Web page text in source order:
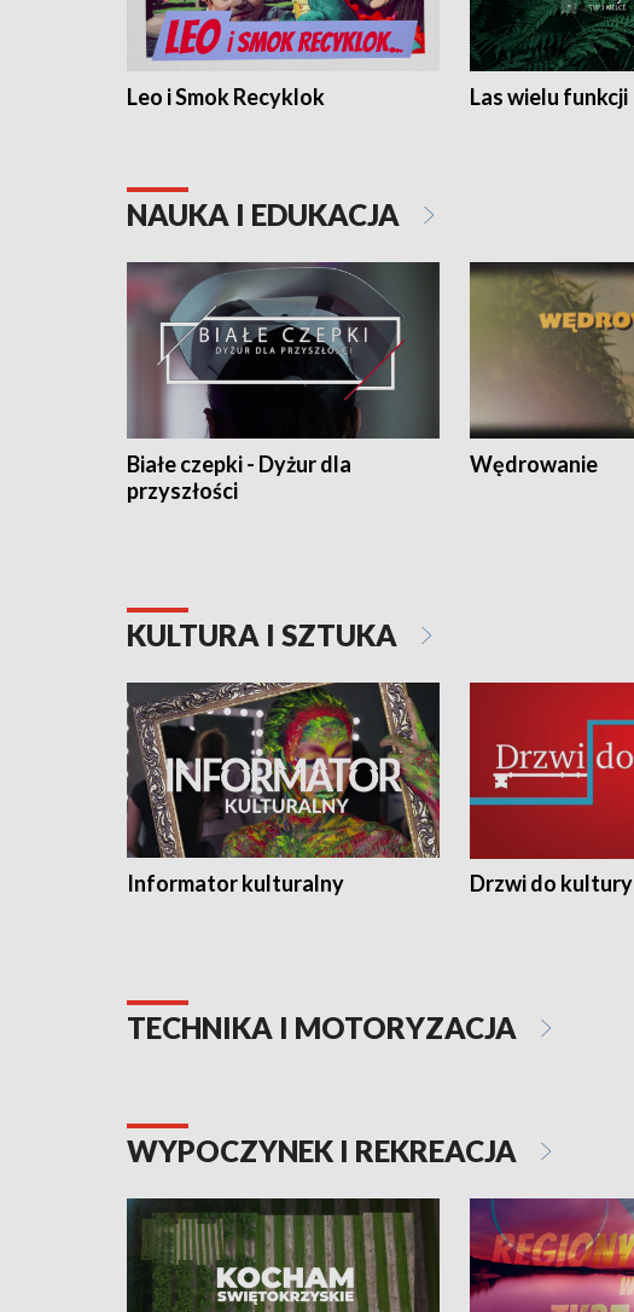
Leo i Smok Recyklok Las wielu funkcji
NAUKA I EDUKACJA
Białe czepki - Dyżur dla
przyszłości
Wędrowanie
KULTURA I SZTUKA
Informator kulturalny Drzwi do kultury
TECHNIKA I MOTORYZACJA
WYPOCZYNEK I REKREACJA